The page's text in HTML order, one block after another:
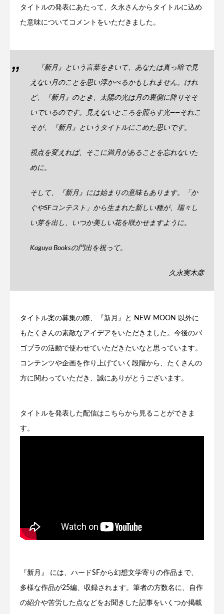
タイトルの発表にあたって、久永さんからタイトルに込め
た意味についてコメントをいただきました。
『新月』という言葉をきいて、あなたは真っ暗で見
えない月のことを思い浮かべるかもしれません。けれ
ど、『新月』のとき、太陽の光は月の裏側に降りそそ
いでいるのです。見えないところを照らす光――それこ
そが、『新月』というタイトルにこめた思いです。
視点を変えれば、そこに満月があることを忘れないた
めに。
そして、『新月』には始まりの意味もあります。「か
ぐやSFコンテスト」から生まれた新しい種が、瑞々し
い芽を出し、いつか美しい花を咲かせますように。
Kaguya Booksの門出を祝って。
久永実木彦
タイトル案の募集の際、『新月』と NEW MOON 以外に
もたくさんの素敵なアイデアをいただきました。今後のバ
ゴプラの活動で使わせていただきたいなと思っています。
コンテンツや企画を作り上げていく段階から、たくさんの
方に関わっていただき、誠にありがとうございます。
タイトルを発表した配信はこちらから見ることができま
す。
『新月』 には、ハードSFから幻想文学寄りの作品まで、
多様な作品が25編、収録されます。筆者の方数名に、自作
の紹介や苦労した点などをお聞きした記事をいくつか掲載